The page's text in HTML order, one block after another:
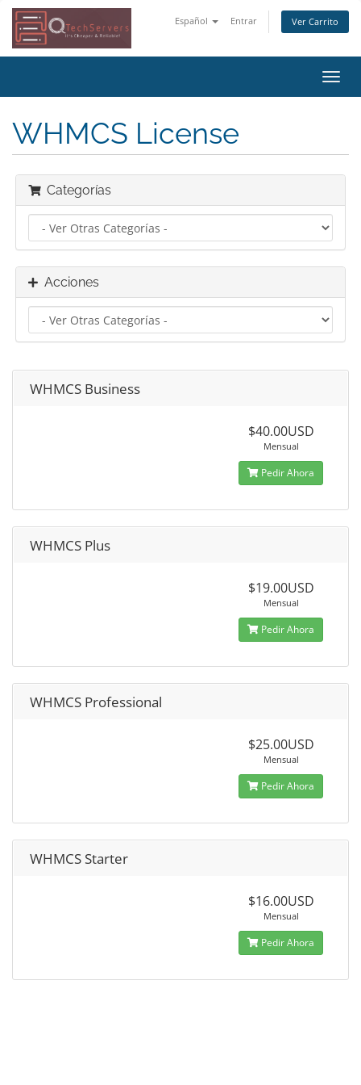
Español Entrar Ver Carrito
WHMCS License
Categorías
Acciones
WHMCS Business
$40.00USD
Mensual
Pedir Ahora
WHMCS Plus
$19.00USD
Mensual
Pedir Ahora
WHMCS Professional
$25.00USD
Mensual
Pedir Ahora
WHMCS Starter
$16.00USD
Mensual
Pedir Ahora